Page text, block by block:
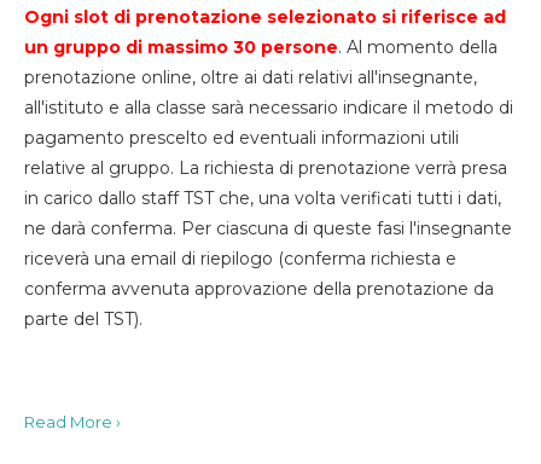
Ogni slot di prenotazione selezionato si riferisce ad
un gruppo di massimo 30 persone. Al momento della
prenotazione online, oltre ai dati relativi all'insegnante,
all'istituto e alla classe sarà necessario indicare il metodo di
pagamento prescelto ed eventuali informazioni utili
relative al gruppo. La richiesta di prenotazione verrà presa
in carico dallo staff TST che, una volta verificati tutti i dati,
ne darà conferma. Per ciascuna di queste fasi l'insegnante
riceverà una email di riepilogo (conferma richiesta e
conferma avvenuta approvazione della prenotazione da
parte del TST).
Read More ›